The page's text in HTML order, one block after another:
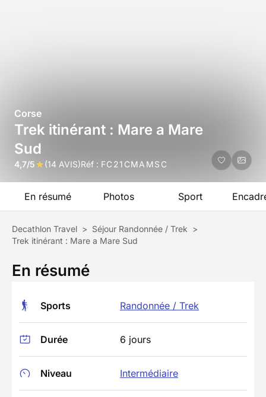
Corse
Trek itinérant : Mare a Mare
Sud
4,7/5 (14 AVIS)Réf : FC21CMAMSC
En résumé Photos Sport
Decathlon Travel > Séjour Randonnée / Trek >
Trek itinérant : Mare a Mare Sud
En résumé
Sports Randonnée / Trek
Durée 6 jours
Niveau Intermédiaire